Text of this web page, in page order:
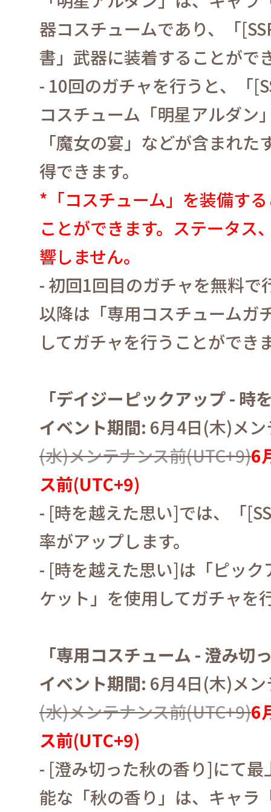
器コスチュームであり、「
書」武器に装着することがで
- 10回のガチャを行うと、「
コスチューム「明星アルダン
「魔女の宴」などが含まれ
得できます。
* 「コスチューム」を装備す
ことができます。 ステータス
響しません。
- 初回1回目のガチャを無料で
以降は「専用コスチュームガ
してガチャを行うことができ
「デイジーピックアップ- 時
イベント期間: 6月4日(木)メ
(水)メンテナンス前(UTC+9)6
ス前(UTC+9)
- [時を越えた思い]では、「
率がアップします。
- [時を越えた思い]は「ピッ
ケット」を使用してガチャを
「専用コスチューム - 澄み切
イベント期間: 6月4日(木)メ
(水)メンテナンス前(UTC+9)6
ス前(UTC+9)
- [澄み切った秋の香り]にて最
能な「秋の香り」は、キャラ